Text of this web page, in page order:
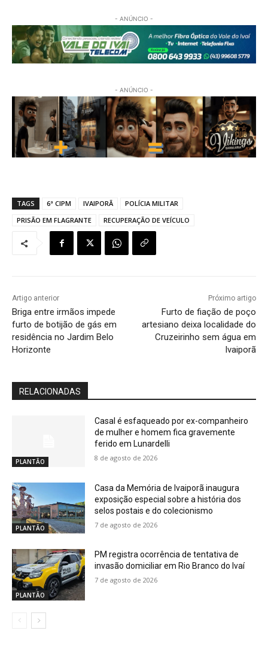
- ANÚNCIO -
- ANÚNCIO -
TAGS 6ª CIPM IVAIPORÃ
POLÍCIA MILITAR
PRISÃO EM FLAGRANTE
RECUPERAÇÃO DE VEÍCULO
Artigo anterior
Briga entre irmãos impede
furto de botijão de gás em
residência no Jardim Belo
Horizonte
Próximo artigo
Furto de fiação de poço
artesiano deixa localidade do
Cruzeirinho sem água em
Ivaiporã
RELACIONADAS
PLANTÃO
Casal é esfaqueado por ex-companheiro
de mulher e homem fica gravemente
ferido em Lunardelli
8 de agosto de 2026
PLANTÃO
Casa da Memória de Ivaiporã inaugura
exposição especial sobre a história dos
selos postais e do colecionismo
7 de agosto de 2026
PLANTÃO
PM registra ocorrência de tentativa de
invasão domiciliar em Rio Branco do Ivaí
7 de agosto de 2026